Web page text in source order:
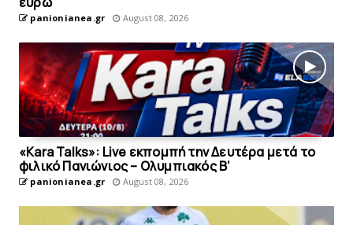
panionianea.gr August 08, 2026
«Kara Talks»: Live εκπομπή την Δευτέρα μετά το
φιλικό Πανιώνιος – Ολυμπιακός Β’
panionianea.gr August 08, 2026